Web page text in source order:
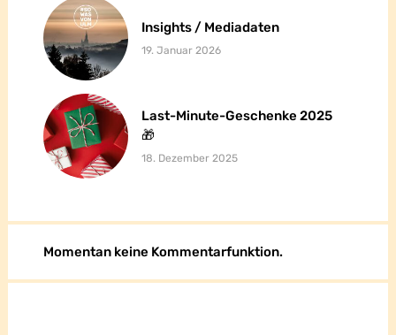
Insights / Mediadaten
Insights / Mediadaten
19. Januar 2026
Last-Minute-Geschenke 2025
🎁
Last-Minute-Geschenke 2025
🎁
18. Dezember 2025
Momentan keine Kommentarfunktion.